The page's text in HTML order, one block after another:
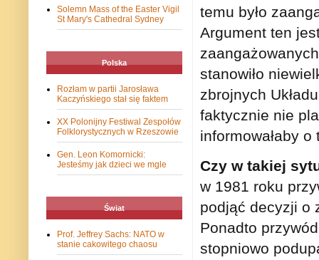
temu było
Argument ten
stanowiło
zbrojnych
faktycznie nie
informowałaby
Czy w takiej
w 1981 roku
podjąć decyzji o
Ponadto
stopniowo
Solemn Mass of the Easter Vigil
St Mary's Cathedral Sydney
Polska
Rozłam w partii Jarosława
Kaczyńskiego stał się faktem
XX Polonijny Festiwal Zespołów
Folklorystycznych w Rzeszowie
Gen. Leon Komornicki:
Jesteśmy jak dzieci we mgle
Świat
Prof. Jeffrey Sachs: NATO w
stanie cakowitego chaosu